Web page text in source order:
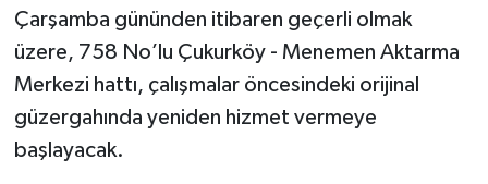
Çarşamba gününden itibaren geçerli olmak
üzere, 758 No’lu Çukurköy - Menemen Aktarma
Merkezi hattı, çalışmalar öncesindeki orijinal
güzergahında yeniden hizmet vermeye
başlayacak.